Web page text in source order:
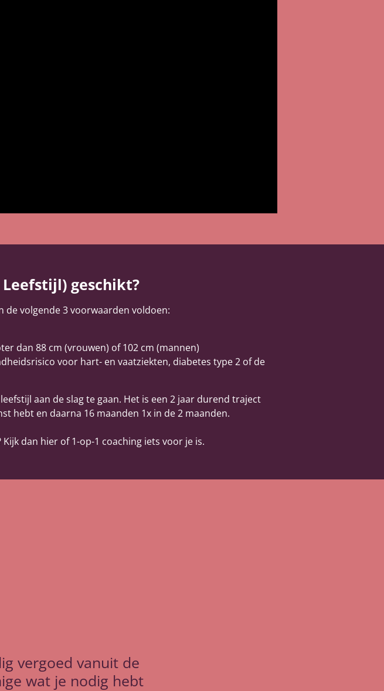
Leefstijl) geschikt?
de volgende 3 voorwaarden voldoen:
dan 88 cm (vrouwen) of 102 cm (mannen)
voor hart- en vaatziekten, diabetes type 2 of de
aan de slag te gaan. Het is een 2 jaar durend traject
hebt en daarna 16 maanden 1x in de 2 maanden.
dan hier of 1-op-1 coaching iets voor je is.
vergoed vanuit de
wat je nodig hebt